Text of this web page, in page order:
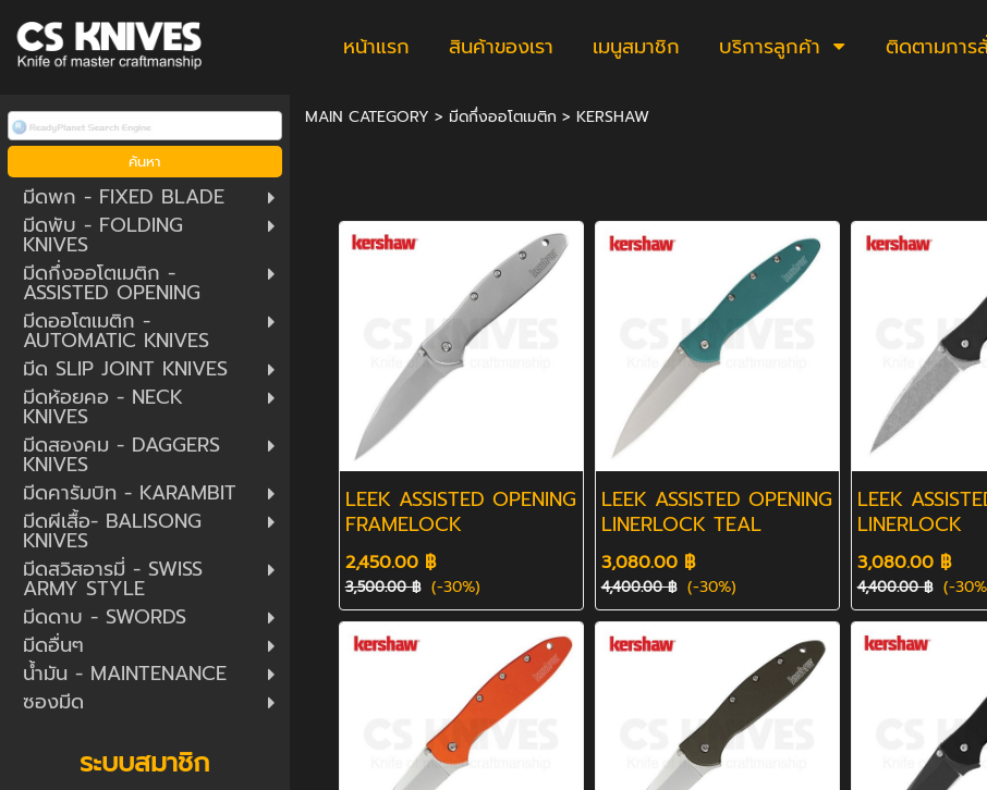
หน้าแรก สินค้าของเรา เมนูสมาชิก บริการลูกค้า ติดตามการ
มีดพก - FIXED BLADE
มีดพับ - FOLDING
KNIVES
มีดกึ่งออโตเมติก -
ASSISTED OPENING
มีดออโตเมติก -
AUTOMATIC KNIVES
มีด SLIP JOINT KNIVES
มีดห้อยคอ - NECK
KNIVES
มีดสองคม - DAGGERS
KNIVES
มีดคารัมบิท - KARAMBIT
มีดผีเสื้อ- BALISONG
KNIVES
มีดสวิสอารมี่ - SWISS
ARMY STYLE
มีดดาบ - SWORDS
มีดอื่นๆ
น้ำมัน - MAINTENANCE
ซองมีด
ระบบสมาชิก
MAIN CATEGORY > มีดกึ่งออโตเมติก > KERSHAW
LEEK ASSISTED OPENING
FRAMELOCK
2,450.00 ฿
3,500.00 ฿ (-30%)
LEEK ASSISTED OPENING
LINERLOCK TEAL
3,080.00 ฿
4,400.00 ฿ (-30%)
LEEK
LINERLOCK
3,080.00 ฿
4,400.00 ฿ (-